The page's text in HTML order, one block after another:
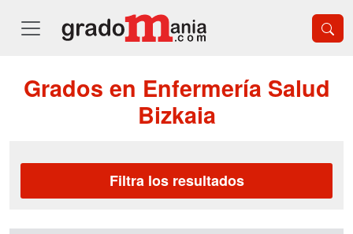
Grados en Enfermería Salud
Bizkaia
Filtra los resultados